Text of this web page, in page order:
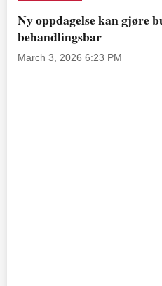
Ny oppdagelse kan gjøre
behandlingsbar
March 3, 2026 6:23 PM